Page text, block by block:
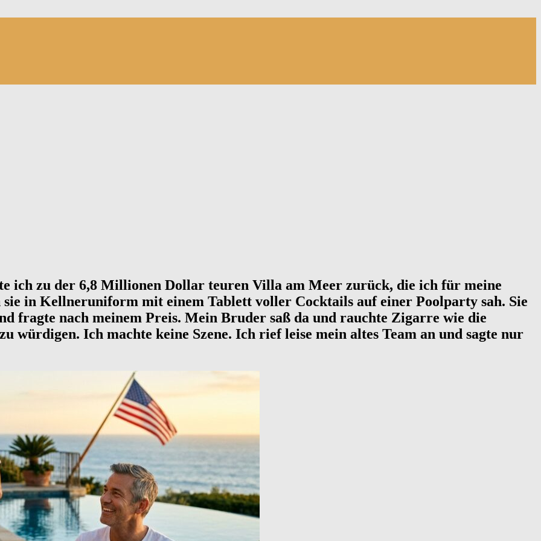
ich zu der 6,8 Millionen Dollar teuren Villa am Meer zurück, die ich für meine
in Kellneruniform mit einem Tablett voller Cocktails auf einer Poolparty sah. Sie
fragte nach meinem Preis. Mein Bruder saß da ​​und rauchte Zigarre wie die
würdigen. Ich machte keine Szene. Ich rief leise mein altes Team an und sagte nur